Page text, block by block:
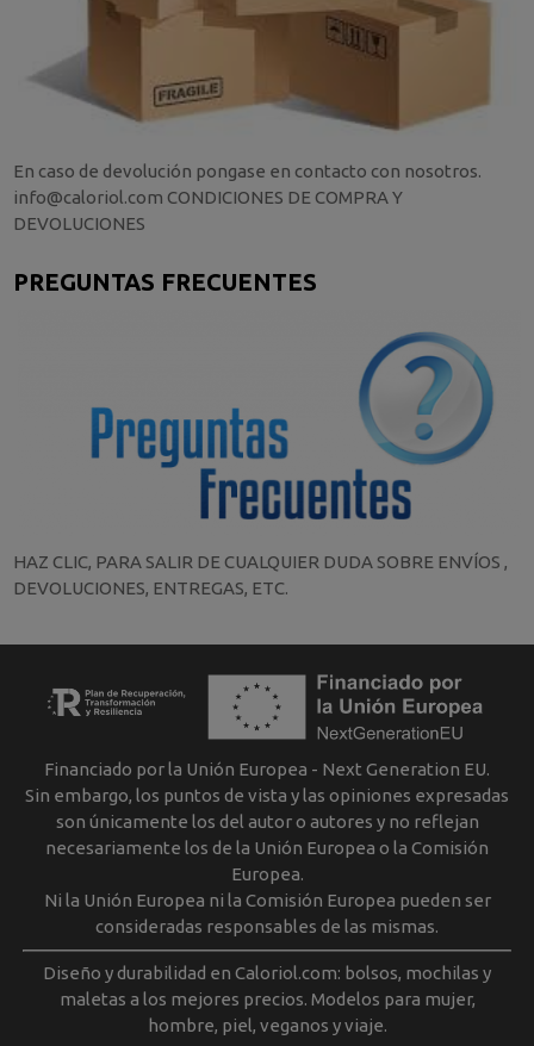
En caso de devolución pongase en contacto con nosotros.
info@caloriol.com CONDICIONES DE COMPRA Y
DEVOLUCIONES
PREGUNTAS FRECUENTES
HAZ CLIC, PARA SALIR DE CUALQUIER DUDA SOBRE ENVÍOS ,
DEVOLUCIONES, ENTREGAS, ETC.
Financiado por la Unión Europea - Next Generation EU.
Sin embargo, los puntos de vista y las opiniones expresadas
son únicamente los del autor o autores y no reflejan
necesariamente los de la Unión Europea o la Comisión
Europea.
Ni la Unión Europea ni la Comisión Europea pueden ser
consideradas responsables de las mismas.
Diseño y durabilidad en Caloriol.com: bolsos, mochilas y
maletas a los mejores precios. Modelos para mujer,
hombre, piel, veganos y viaje.